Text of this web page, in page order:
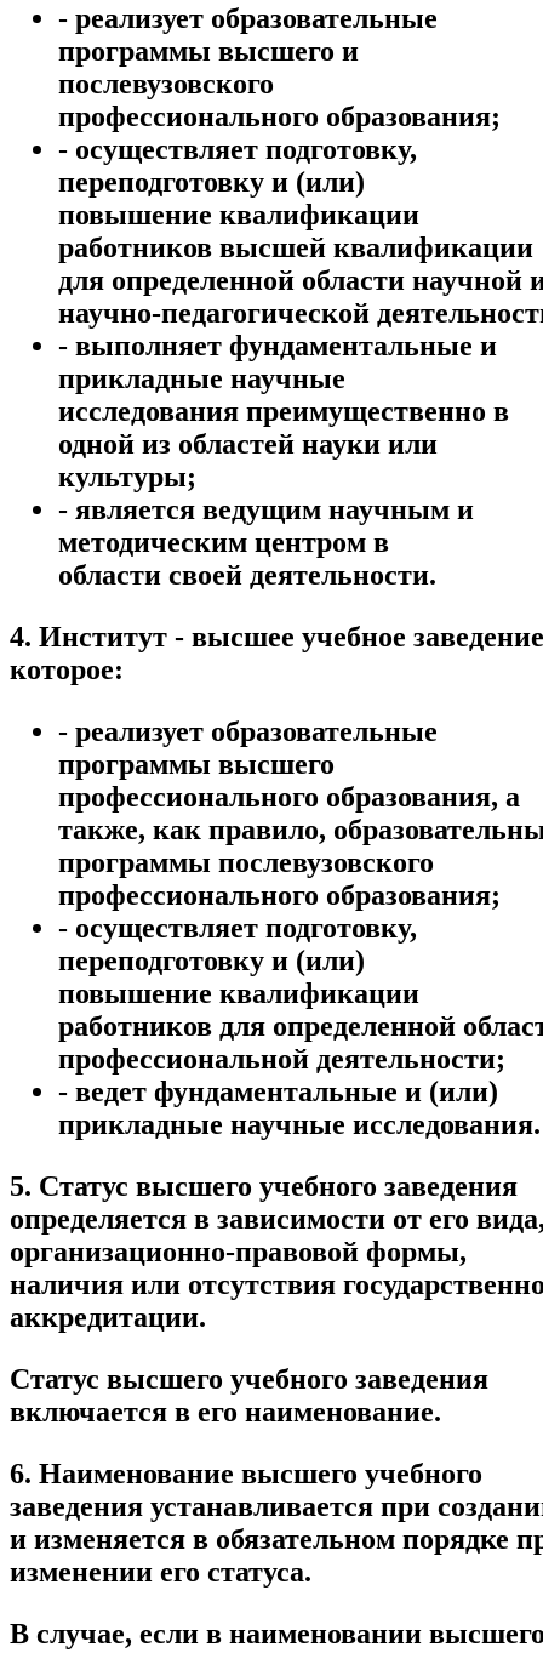
- реализует образовательные
программы высшего и
послевузовского
профессионального образования;
- осуществляет подготовку,
переподготовку и (или)
повышение квалификации
работников высшей квалификации
для определенной области научной
научно-педагогической
- выполняет фундаментальные и
прикладные научные
исследования преимущественно в
одной из областей науки или
культуры;
- является ведущим научным и
методическим центром в
области своей деятельности.
4. Институт - высшее учебное
которое:
- реализует образовательные
программы высшего
профессионального образования, а
также, как правило,
программы послевузовского
профессионального образования;
- осуществляет подготовку,
переподготовку и (или)
повышение квалификации
работников для определенной
профессиональной деятельности;
- ведет фундаментальные и (или)
прикладные научные исследования.
5. Статус высшего учебного заведения
определяется в зависимости от его
организационно-правовой формы,
наличия или отсутствия
аккредитации.
Статус высшего учебного заведения
включается в его наименование.
6. Наименование высшего учебного
заведения устанавливается при
и изменяется в обязательном порядке
изменении его статуса.
В случае, если в наименовании